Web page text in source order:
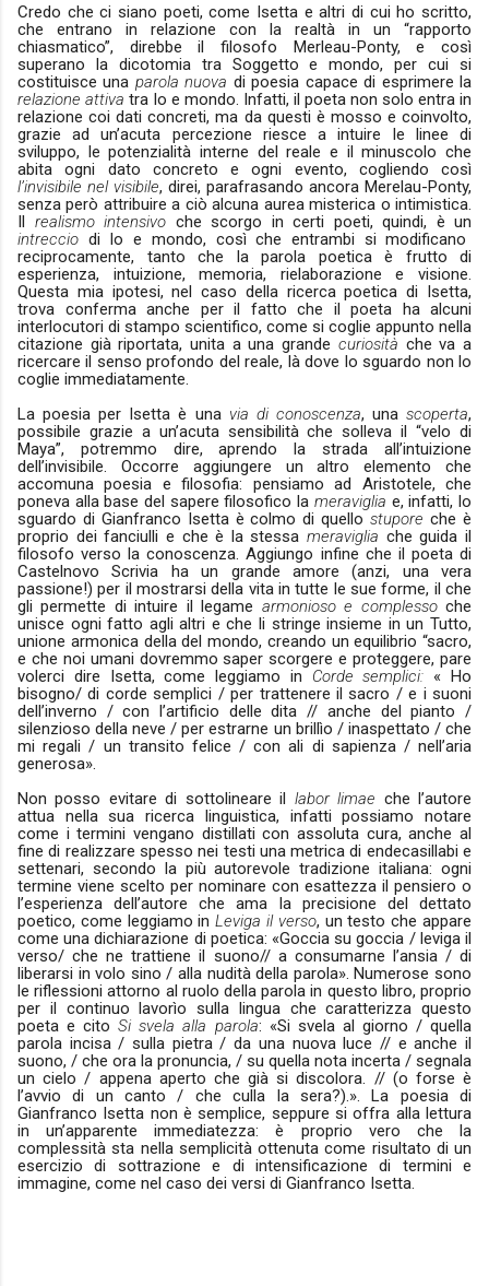
Credo che ci siano poeti, come Isetta e altri di cui ho scritto,
che entrano in relazione con la realtà in un “rapporto
chiasmatico”, direbbe il filosofo Merleau-Ponty, e così
superano la dicotomia tra Soggetto e mondo, per cui si
costituisce una parola nuova di poesia capace di esprimere la
relazione attiva tra Io e mondo. Infatti, il poeta non solo entra in
relazione coi dati concreti, ma da questi è mosso e coinvolto,
grazie ad un’acuta percezione riesce a intuire le linee di
sviluppo, le potenzialità interne del reale e il minuscolo che
abita ogni dato concreto e ogni evento, cogliendo così
l’invisibile nel visibile, direi, parafrasando ancora Merelau-Ponty,
senza però attribuire a ciò alcuna aurea misterica o intimistica.
Il realismo intensivo che scorgo in certi poeti, quindi, è un
intreccio di Io e mondo, così che entrambi si modificano
reciprocamente, tanto che la parola poetica è frutto di
esperienza, intuizione, memoria, rielaborazione e visione.
Questa mia ipotesi, nel caso della ricerca poetica di Isetta,
trova conferma anche per il fatto che il poeta ha alcuni
interlocutori di stampo scientifico, come si coglie appunto nella
citazione già riportata, unita a una grande curiosità che va a
ricercare il senso profondo del reale, là dove lo sguardo non lo
coglie immediatamente.
La poesia per Isetta è una via di conoscenza, unascoperta,
possibile grazie a un’acuta sensibilità che solleva il “velo di
Maya”, potremmo dire, aprendo la strada all’intuizione
dell’invisibile. Occorre aggiungere un altro elemento che
accomuna poesia e filosofia: pensiamo ad Aristotele, che
poneva alla base del sapere filosofico la meraviglia e, infatti, lo
sguardo di Gianfranco Isetta è colmo di quellostupore che è
proprio dei fanciulli e che è la stessameraviglia che guida il
filosofo verso la conoscenza. Aggiungo infine che il poeta di
Castelnovo Scrivia ha un grande amore (anzi, una vera
passione!) per il mostrarsi della vita in tutte le sue forme, il che
gli permette di intuire il legame armonioso e complessoche
unisce ogni fatto agli altri e che li stringe insieme in un Tutto,
unione armonica della del mondo, creando un equilibrio “sacro,
e che noi umani dovremmo saper scorgere e proteggere, pare
volerci dire Isetta, come leggiamo in Corde semplici: « Ho
bisogno/ di corde semplici / per trattenere il sacro / e i suoni
dell’inverno / con l’artificio delle dita // anche del pianto /
silenzioso della neve / per estrarne un brillìo / inaspettato / che
mi regali / un transito felice / con ali di sapienza / nell’aria
generosa».
Non posso evitare di sottolineare il labor limae che l’autore
attua nella sua ricerca linguistica, infatti possiamo notare
come i termini vengano distillati con assoluta cura, anche al
fine di realizzare spesso nei testi una metrica di endecasillabi e
settenari, secondo la più autorevole tradizione italiana: ogni
termine viene scelto per nominare con esattezza il pensiero o
l’esperienza dell’autore che ama la precisione del dettato
poetico, come leggiamo inLeviga il verso, un testo che appare
come una dichiarazione di poetica: «Goccia su goccia / leviga il
verso/ che ne trattiene il suono// a consumarne l’ansia / di
liberarsi in volo sino / alla nudità della parola». Numerose sono
le riflessioni attorno al ruolo della parola in questo libro, proprio
per il continuo lavorìo sulla lingua che caratterizza questo
poeta e citoSi svela alla parola: «Si svela al giorno / quella
parola incisa / sulla pietra / da una nuova luce // e anche il
suono, / che ora la pronuncia, / su quella nota incerta / segnala
un cielo / appena aperto che già si discolora. // (o forse è
l’avvio di un canto / che culla la sera?).». La poesia di
Gianfranco Isetta non è semplice, seppure si offra alla lettura
in un’apparente immediatezza: è proprio vero che la
complessità sta nella semplicità ottenuta come risultato di un
esercizio di sottrazione e di intensificazione di termini e
immagine, come nel caso dei versi di Gianfranco Isetta.